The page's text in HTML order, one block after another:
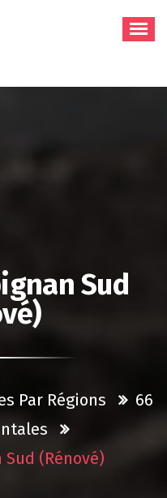
Sud
Par Régions
66
Sud (rénové)